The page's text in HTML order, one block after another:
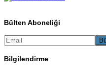
Bülten Aboneliği
Bilgilendirme